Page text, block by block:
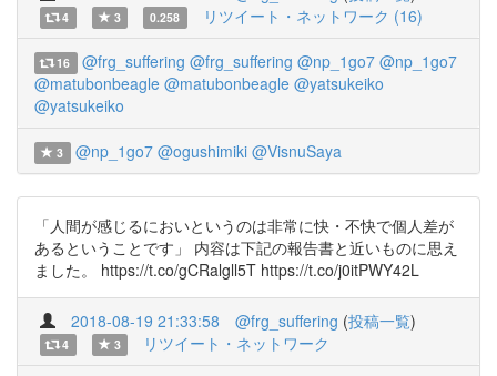
4 3 0.258 リツイート・ネットワーク (16)
16 @frg_suffering @frg_suffering @np_1go7 @np_1go7
@matubonbeagle @matubonbeagle @yatsukeiko
@yatsukeiko
3 @np_1go7 @ogushimiki @VisnuSaya
「人間が感じるにおいというのは非常に快・不快で個人差が
あるということです」 内容は下記の報告書と近いものに思え
ました。 https://t.co/gCRalgll5T https://t.co/j0itPWY42L
2018-08-19 21:33:58 @frg_suffering (投稿一覧)
4 3 リツイート・ネットワーク